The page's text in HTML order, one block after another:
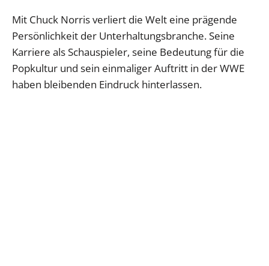
Mit Chuck Norris verliert die Welt eine prägende
Persönlichkeit der Unterhaltungsbranche. Seine
Karriere als Schauspieler, seine Bedeutung für die
Popkultur und sein einmaliger Auftritt in der WWE
haben bleibenden Eindruck hinterlassen.